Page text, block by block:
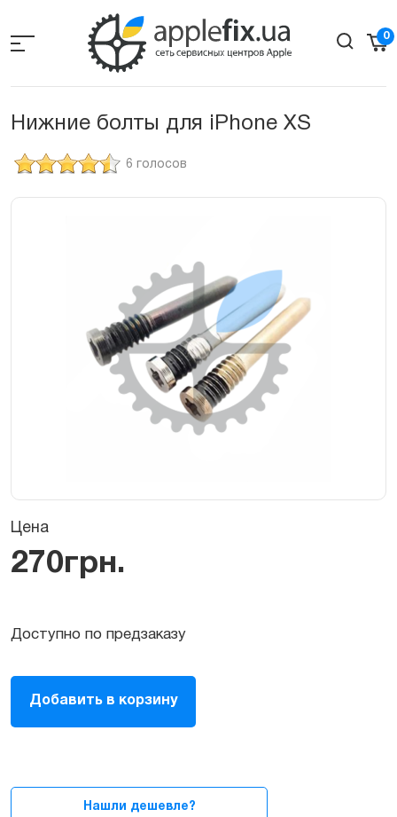
the
0
Нижние болты для iPhone XS
6 голосов
Цена
270грн.
Доступно по предзаказу
Нижние
болты
для
Добавить в корзину
Нашли дешевле?